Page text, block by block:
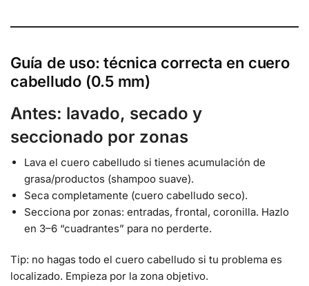
Guía de uso: técnica correcta en cuero
cabelludo (0.5 mm)
Antes: lavado, secado y
seccionado por zonas
Lava el cuero cabelludo si tienes acumulación de
grasa/productos (shampoo suave).
Seca completamente (cuero cabelludo seco).
Secciona por zonas: entradas, frontal, coronilla. Hazlo
en 3–6 “cuadrantes” para no perderte.
Tip: no hagas todo el cuero cabelludo si tu problema es
localizado. Empieza por la zona objetivo.